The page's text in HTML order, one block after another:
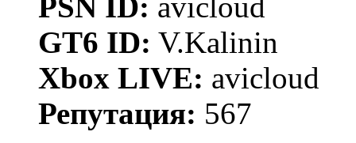
GT6 ID: V.Kalinin
Xbox LIVE: avicloud
Репутация: 567